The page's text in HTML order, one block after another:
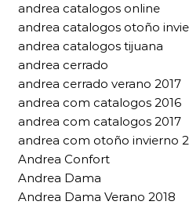
andrea catalogos online
andrea catalogos otoño
andrea catalogos tijuana
andrea cerrado
andrea cerrado verano 2017
andrea com catalogos 2016
andrea com catalogos 2017
andrea com otoño invierno
Andrea Confort
Andrea Dama
Andrea Dama Verano 2018